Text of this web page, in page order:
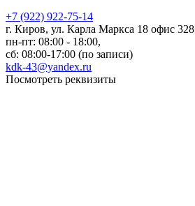
+7 (922) 922-75-14
г. Киров, ул. Карла Маркса 18 офис 328
пн-пт: 08:00 - 18:00,
сб: 08:00-17:00 (по записи)
kdk-43@yandex.ru
Посмотреть реквизиты